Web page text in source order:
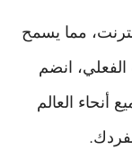
مما يسمح
انضم
العالم
.